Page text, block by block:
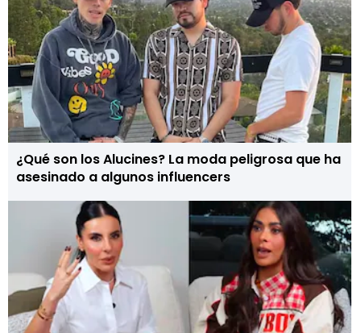
¿Qué son los Alucines? La moda peligrosa que ha
asesinado a algunos influencers